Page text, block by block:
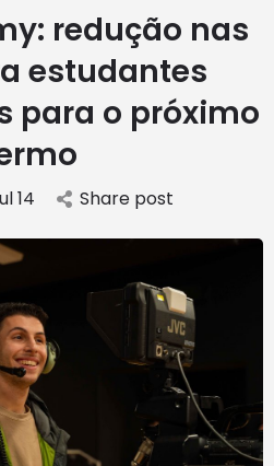
redução nas
estudantes
para o próximo
14 Share post